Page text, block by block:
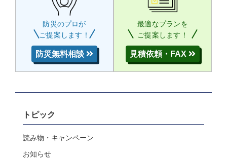
防災のプロが
ご提案します！
防災無料相談
最適なプランを
ご提案します！
見積依頼・FAX
トピック
読み物・キャンペーン
お知らせ